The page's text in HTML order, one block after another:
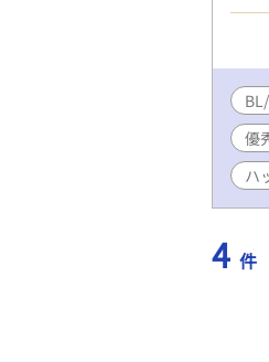
な
救
の
俺
次
と
た
優
ハ
4 件